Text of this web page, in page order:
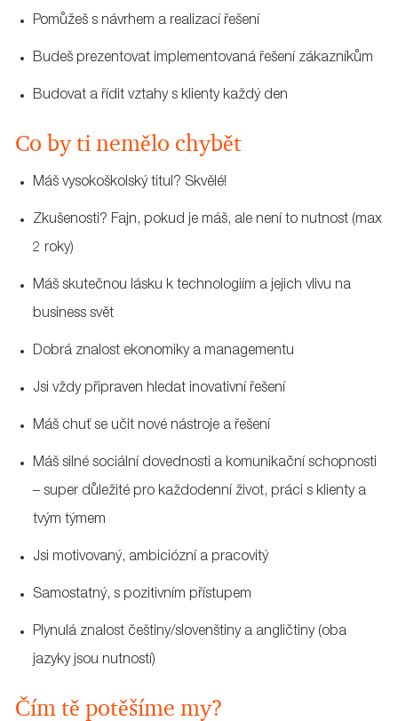
Pomůžeš s návrhem a realizací řešení
Budeš prezentovat implementovaná řešení zákazníkům
Budovat a řídit vztahy s klienty každý den
Co by ti nemělo chybět
Máš vysokoškolský titul? Skvělé!
Zkušenosti? Fajn, pokud je máš, ale není to nutnost (max
2 roky)
Máš skutečnou lásku k technologiím a jejich vlivu na
business svět
Dobrá znalost ekonomiky a managementu
Jsi vždy připraven hledat inovativní řešení
Máš chuť se učit nové nástroje a řešení
Máš silné sociální dovednosti a komunikační schopnosti
– super důležité pro každodenní život, práci s klienty a
tvým týmem
Jsi motivovaný, ambiciózní a pracovitý
Samostatný, s pozitivním přístupem
Plynulá znalost češtiny/slovenštiny a angličtiny (oba
jazyky jsou nutností)
Čím tě potěšíme my?